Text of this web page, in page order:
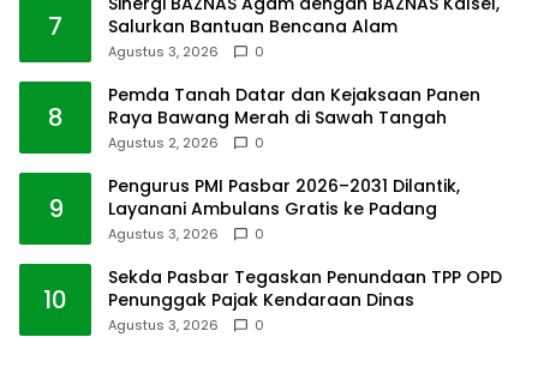
7
Salurkan Bantuan Bencana Alam
Agustus 3, 2026 0
8
Pemda Tanah Datar dan Kejaksaan Panen
Raya Bawang Merah di Sawah Tangah
Agustus 2, 2026 0
9
Pengurus PMI Pasbar 2026–2031 Dilantik,
Layanani Ambulans Gratis ke Padang
Agustus 3, 2026 0
10
Sekda Pasbar Tegaskan Penundaan TPP OPD
Penunggak Pajak Kendaraan Dinas
Agustus 3, 2026 0